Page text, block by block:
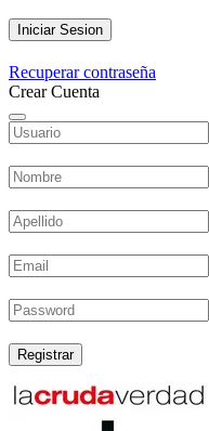
Iniciar Sesion
Recuperar contraseña
Crear Cuenta
Registrar